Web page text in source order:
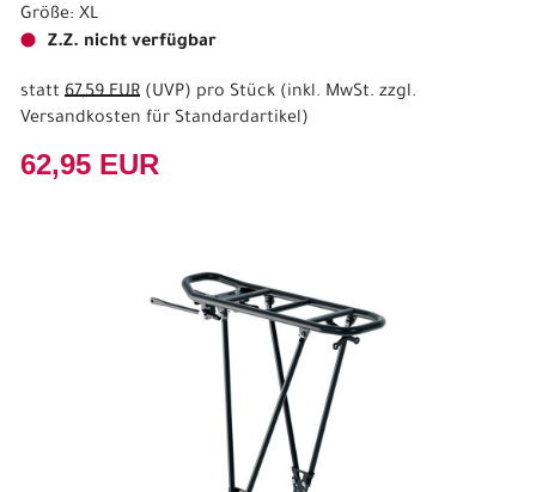
Größe: XL
Z.Z. nicht verfügbar
statt 67,59 EUR (UVP) pro Stück (inkl. MwSt. zzgl.
Versandkosten für Standardartikel)
62,95 EUR